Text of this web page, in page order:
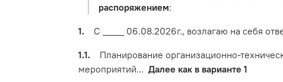
распоряжением:
1. С ____ 06.08.2026г., возлагаю на себя
1.1. Планирование организационно-
мероприятий... Далее как в варианте 1